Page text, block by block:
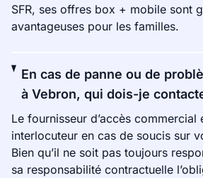
SFR, ses offres box + mobile sont
avantageuses pour les familles.
En cas de panne ou de
à Vebron, qui dois-je
Le fournisseur d’accès
interlocuteur en cas de soucis sur
Bien qu’il ne soit pas toujours
sa responsabilité contractuelle